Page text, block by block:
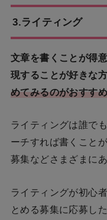
3.ライティング
文章を書くことが得
現することが好きな方
めてみるのがおすすめ
ライティングは誰で
ーチすれば書くこと
募集などさまざまにあ
ライティングが初心
とめる募集に応募し